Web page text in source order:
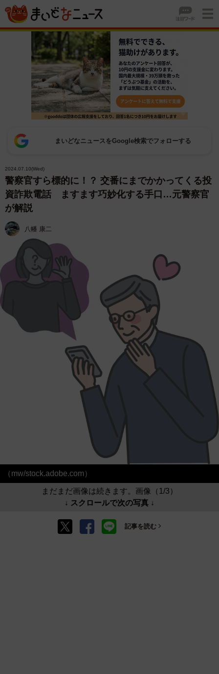
まいどなニュースをGoogle検索でフォローする
2024.07.10(Wed)
警察官すら標的に！？ 交番にまでかかってくる投
資詐欺電話 ますます巧妙化する手口…元警察官
が解説
八幡 康二
（mw/stock.adobe.com）
まだまだ画像は続きます。画像（1/3）
↓ スクロールで次の写真 ↓
記事を読む